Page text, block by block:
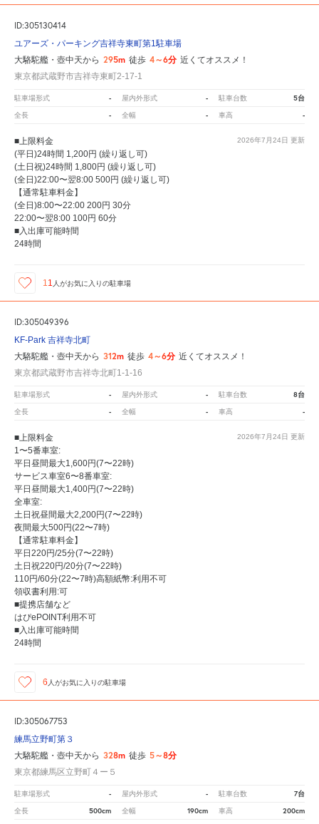
ID:305130414
ユアーズ・パーキング吉祥寺東町第1駐車場
大駱駝艦・壺中天から 295m 徒歩 4～6分 近くてオススメ！
東京都武蔵野市吉祥寺東町2-17-1
駐車場形式 - 屋内外形式 - 駐車台数 5台
全長 - 全幅 - 車高 -
2026年7月24日 更新
■上限料金
(平日)24時間 1,200円 (繰り返し可)
(土日祝)24時間 1,800円 (繰り返し可)
(全日)22:00〜翌8:00 500円 (繰り返し可)
【通常駐車料金】
(全日)8:00〜22:00 200円 30分
22:00〜翌8:00 100円 60分
■入出庫可能時間
24時間
11 人がお気に入りの駐車場
ID:305049396
KF-Park 吉祥寺北町
大駱駝艦・壺中天から 312m 徒歩 4～6分 近くてオススメ！
東京都武蔵野市吉祥寺北町1-1-16
駐車場形式 - 屋内外形式 - 駐車台数 8台
全長 - 全幅 - 車高 -
2026年7月24日 更新
■上限料金
1〜5番車室:
平日昼間最大1,600円(7〜22時)
サービス車室6〜8番車室:
平日昼間最大1,400円(7〜22時)
全車室:
土日祝昼間最大2,200円(7〜22時)
夜間最大500円(22〜7時)
【通常駐車料金】
平日220円/25分(7〜22時)
土日祝220円/20分(7〜22時)
110円/60分(22〜7時)高額紙幣:利用不可
領収書利用:可
■提携店舗など
はぴePOINT利用不可
■入出庫可能時間
24時間
6 人がお気に入りの駐車場
ID:305067753
練馬立野町第３
大駱駝艦・壺中天から 328m 徒歩 5～8分
東京都練馬区立野町４ー５
駐車場形式 - 屋内外形式 - 駐車台数 7台
全長 500cm 全幅 190cm 車高 200cm